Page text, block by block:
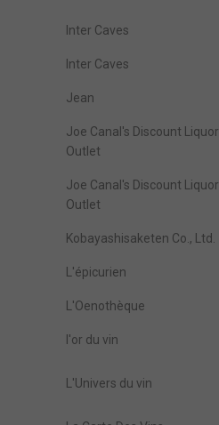
Inter Caves
Inter Caves
Jean
Joe Canal's Discount Liquor
Outlet
Joe Canal's Discount Liquor
Outlet
Kobayashisaketen Co., Ltd.
L'épicurien
L'Oenothèque
l'or du vin
L'Univers du vin